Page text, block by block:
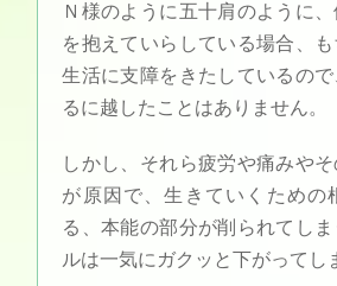
Ｎ様のように五十肩のように
を抱えていらしている場合、
生活に支障をきたしているの
るに越したことはありません。
しかし、それら疲労や痛みや
が原因で、生きていくための
る、本能の部分が削られてし
ルは一気にガクッと下がってし